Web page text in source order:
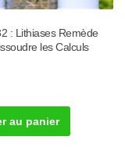
: Lithiases Remède
les Calculs
au panier